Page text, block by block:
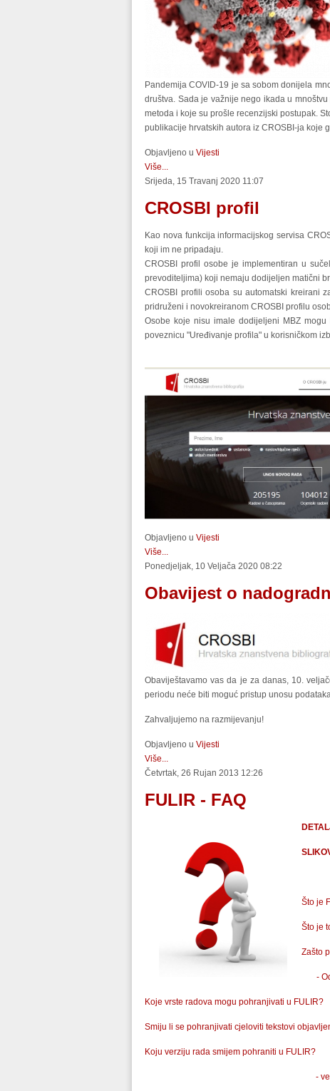
Pandemija COVID-19 je sa sobom donijela
društva. Sada je važnije nego ikada u
metoda i koje su prošle recenzijski postupak.
publikacije hrvatskih autora iz CROSBI-ja koje
Objavljeno u Vijesti
Više...
Srijeda, 15 Travanj 2020 11:07
CROSBI profil
Kao nova funkcija informacijskog servisa
koji im ne pripadaju.
CROSBI profil osobe je implementiran u
prevoditeljima) koji nemaju dodijeljen matični
CROSBI profili osoba su automatski kreirani
pridruženi i novokreiranom CROSBI profilu
Osobe koje nisu imale dodijeljeni MBZ
poveznicu "Uređivanje profila" u korisničkom
Objavljeno u Vijesti
Više...
Ponedjeljak, 10 Veljača 2020 08:22
Obavijest o
Obaviještavamo vas da je za danas, 10.
periodu neće biti moguć pristup unosu
Zahvaljujemo na razmijevanju!
Objavljeno u Vijesti
Više...
Četvrtak, 26 Rujan 2013 12:26
FULIR - FAQ
Što je
Što je
Zašto
-
Koje vrste radova mogu pohranjivati u FULIR?
Smiju li se pohranjivati cjeloviti tekstovi
Koju verziju rada smijem pohraniti u FULIR?
-